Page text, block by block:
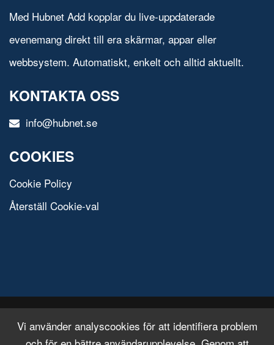
Vi använder analyscookies för att identifiera problem
Med Hubnet Add kopplar du live-uppdaterade
evenemang direkt till era skärmar, appar eller
webbsystem. Automatiskt, enkelt och alltid aktuellt.
KONTAKTA OSS
info@hubnet.se
COOKIES
Cookie Policy
Återställ Cookie-val